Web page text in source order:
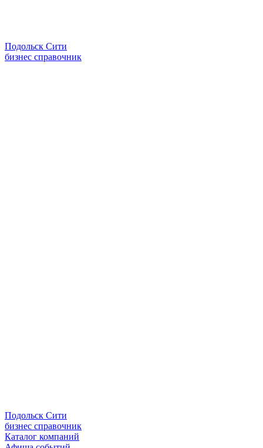
Подольск Сити
бизнес справочник
Подольск Сити
бизнес справочник
Каталог компаний